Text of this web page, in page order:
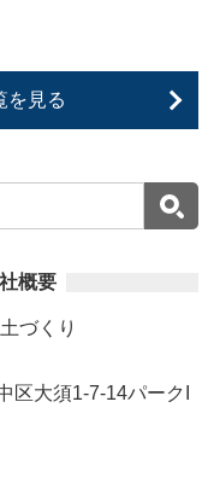
を見る
概要
づくり
区大須1-7-14パークI